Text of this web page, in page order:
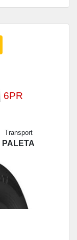
6PR
Transport
PALETA